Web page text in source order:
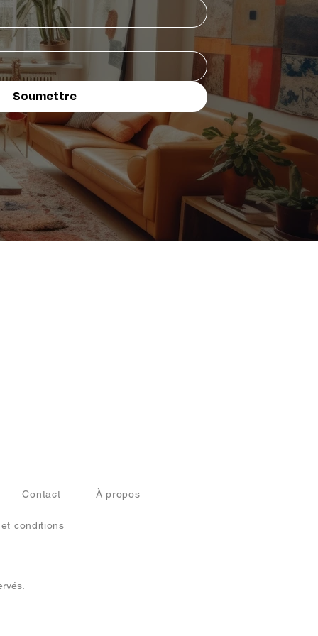
Soumettre
Contact À propos
conditions